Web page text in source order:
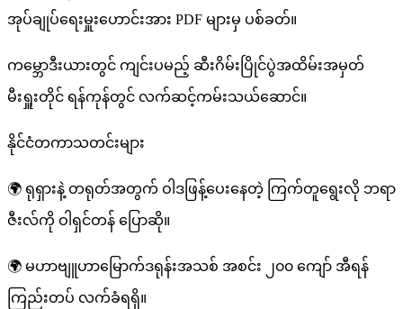
အုပ်ချုပ်ရေးမှူးဟောင်းအား PDF များမှ ပစ်ခတ်။
ကမ္ဘောဒီးယားတွင် ကျင်းပမည့် ဆီးဂိမ်းပြိုင်ပွဲအထိမ်းအမှတ်
မီးရှူးတိုင် ရန်ကုန်တွင် လက်ဆင့်ကမ်းသယ်ဆောင်။
နိုင်ငံတကာသတင်းများ
🌍 ရုရှားနဲ့ တရုတ်အတွက် ဝါဒဖြန့်ပေးနေတဲ့ ကြက်တူရွေးလို ဘရာ
ဇီးလ်ကို ဝါရှင်တန် ပြောဆို။
🌍 မဟာဗျူဟာမြောက်ဒရုန်းအသစ် အစင်း ၂၀၀ ကျော် အီရန်
ကြည်းတပ် လက်ခံရရှိ။